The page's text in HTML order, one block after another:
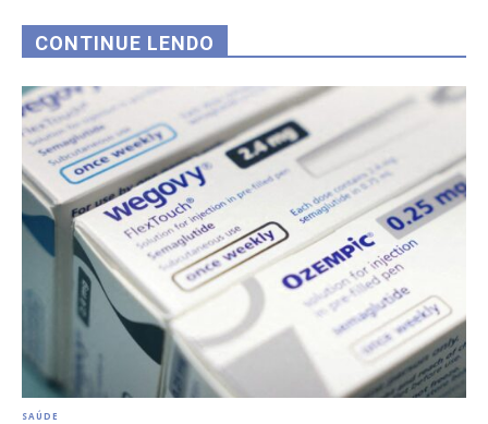
CONTINUE LENDO
SAÚDE